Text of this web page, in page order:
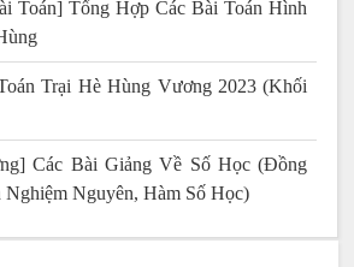
Toán] Tổng Hợp Các Bài Toán Hình
Trại Hè Hùng Vương 2023 (Khối
Các Bài Giảng Về Số Học (Đồng
Nguyên, Hàm Số Học)